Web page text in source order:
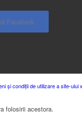
Facebook
și condiții de utilizare a site-ului
folosirii acestora.